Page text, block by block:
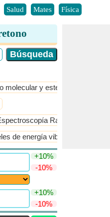
Salud Mates Física
molecular y estequiometría
Raman
de energía vibratoria
+10%
-10%
+10%
-10%